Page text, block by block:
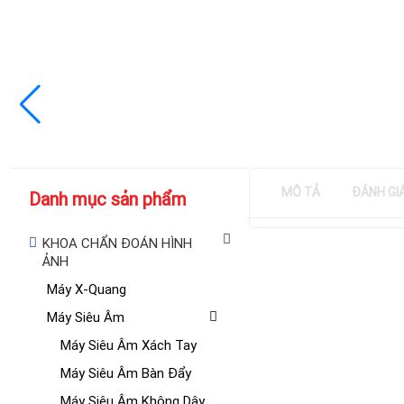
Danh mục sản phẩm
KHOA CHẨN ĐOÁN HÌNH
ẢNH
Máy X-Quang
Máy Siêu Âm
Máy Siêu Âm Xách Tay
Máy Siêu Âm Bàn Đẩy
Máy Siêu Âm Không Dây
MÔ TẢ ĐÁNH